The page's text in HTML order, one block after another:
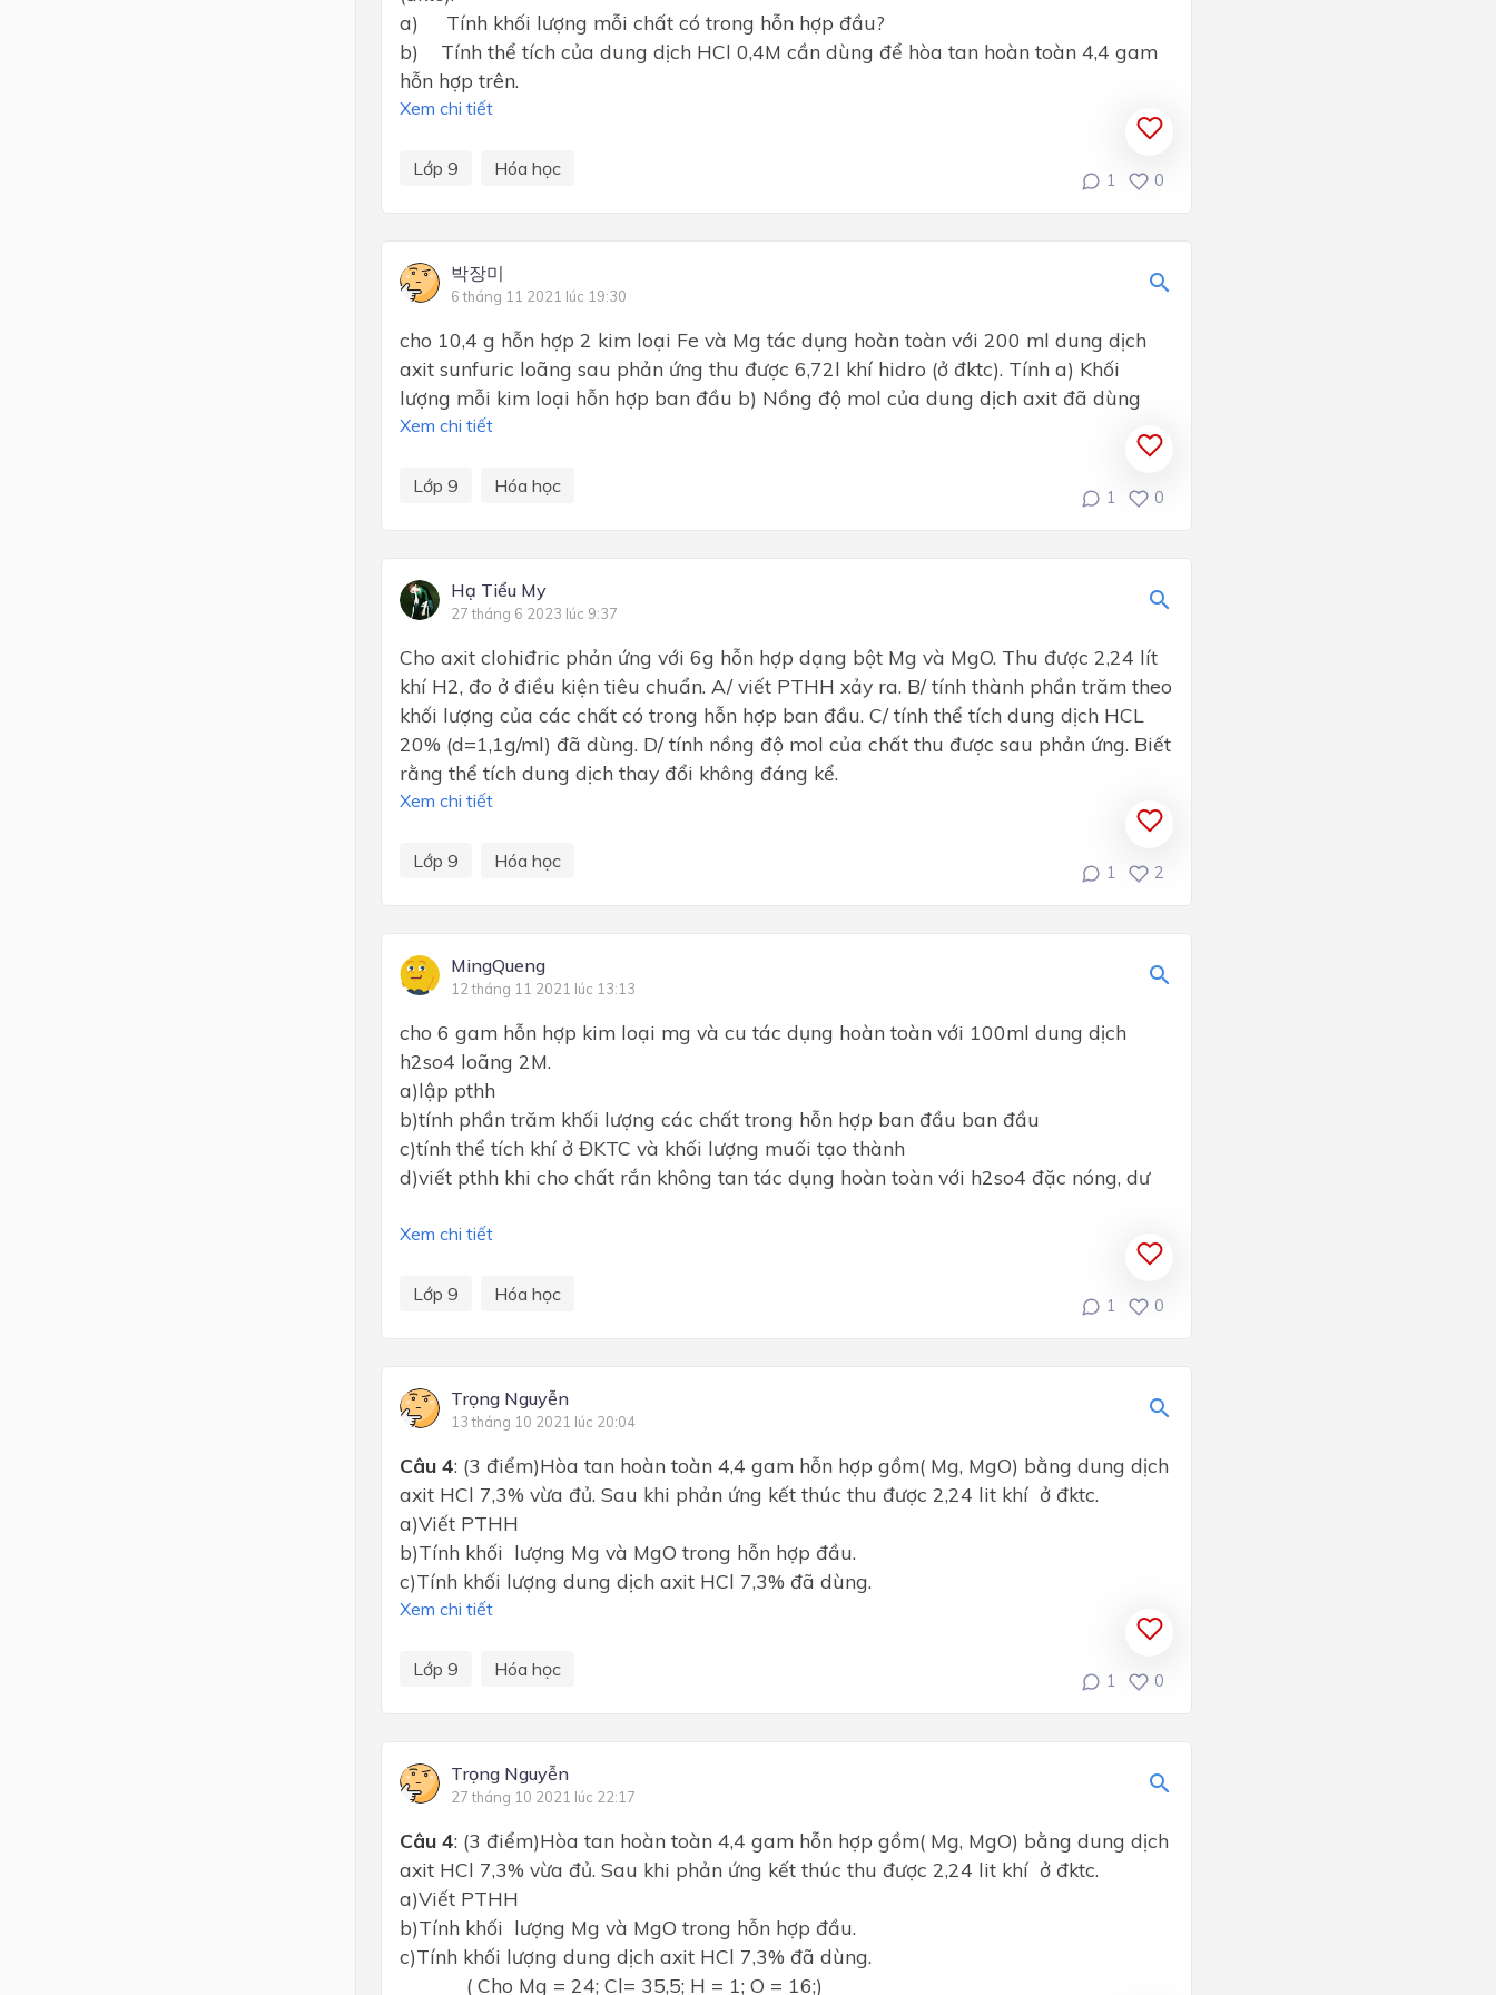
a) Tính khối lượng mỗi chất có trong hỗn hợp đầu?
b) Tính thể tích của dung dịch HCl 0,4M cần dùng để hòa tan hoàn toàn 4,4 gam
hỗn hợp trên.
Xem chi tiết
Lớp 9 Hóa học
1 0
박장미
6 tháng 11 2021 lúc 19:30
cho 10,4 g hỗn hợp 2 kim loại Fe và Mg tác dụng hoàn toàn với 200 ml dung dịch
axit sunfuric loãng sau phản ứng thu được 6,72l khí hidro (ở đktc). Tính a) Khối
lượng mỗi kim loại hỗn hợp ban đầu b) Nồng độ mol của dung dịch axit đã dùng
Xem chi tiết
Lớp 9 Hóa học
1 0
Hạ Tiểu My
27 tháng 6 2023 lúc 9:37
Cho axit clohiđric phản ứng với 6g hỗn hợp dạng bột Mg và MgO. Thu được 2,24 lít
khí H2, đo ở điều kiện tiêu chuẩn. A/ viết PTHH xảy ra. B/ tính thành phần trăm theo
khối lượng của các chất có trong hỗn hợp ban đầu. C/ tính thể tích dung dịch HCL
20% (d=1,1g/ml) đã dùng. D/ tính nồng độ mol của chất thu được sau phản ứng. Biết
rằng thể tích dung dịch thay đổi không đáng kể.
Xem chi tiết
Lớp 9 Hóa học
1 2
MingQueng
12 tháng 11 2021 lúc 13:13
cho 6 gam hỗn hợp kim loại mg và cu tác dụng hoàn toàn với 100ml dung dịch
h2so4 loãng 2M.
a)lập pthh
b)tính phần trăm khối lượng các chất trong hỗn hợp ban đầu ban đầu
c)tính thể tích khí ở ĐKTC và khối lượng muối tạo thành
d)viết pthh khi cho chất rắn không tan tác dụng hoàn toàn với h2so4 đặc nóng, dư
Xem chi tiết
Lớp 9 Hóa học
1 0
Trọng Nguyễn
13 tháng 10 2021 lúc 20:04
Câu 4: (3 điểm)Hòa tan hoàn toàn 4,4 gam hỗn hợp gồm( Mg, MgO) bằng dung dịch
axit HCl 7,3% vừa đủ. Sau khi phản ứng kết thúc thu được 2,24 lit khí ở đktc.
a)Viết PTHH
b)Tính khối lượng Mg và MgO trong hỗn hợp đầu.
c)Tính khối lượng dung dịch axit HCl 7,3% đã dùng.
Xem chi tiết
Lớp 9 Hóa học
1 0
Trọng Nguyễn
27 tháng 10 2021 lúc 22:17
Câu 4: (3 điểm)Hòa tan hoàn toàn 4,4 gam hỗn hợp gồm( Mg, MgO) bằng dung dịch
axit HCl 7,3% vừa đủ. Sau khi phản ứng kết thúc thu được 2,24 lit khí ở đktc.
a)Viết PTHH
b)Tính khối lượng Mg và MgO trong hỗn hợp đầu.
c)Tính khối lượng dung dịch axit HCl 7,3% đã dùng.
( Cho Mg = 24; Cl= 35,5; H = 1; O = 16;)